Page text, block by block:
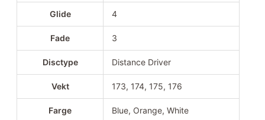
Glide 4
Fade 3
Disctype Distance Driver
Vekt 173, 174, 175, 176
Farge Blue, Orange, White